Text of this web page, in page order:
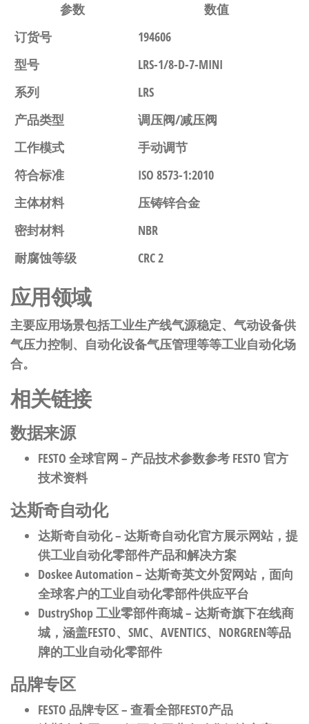
参数
数值
订货号
194606
型号
LRS-1/8-D-7-MINI
系列
LRS
产品类型
调压阀/减压阀
工作模式
手动调节
符合标准
ISO 8573-1:2010
主体材料
压铸锌合金
密封材料
NBR
耐腐蚀等级
CRC 2
应用领域
主要应用场景包括工业生产线气源稳定、气动设备供
气压力控制、自动化设备气压管理等等工业自动化场
合。
相关链接
数据来源
FESTO 全球官网 – 产品技术参数参考 FESTO 官方
技术资料
达斯奇自动化
达斯奇自动化– 达斯奇自动化官方展示网站，提
供工业自动化零部件产品和解决方案
Doskee Automation– 达斯奇英文外贸网站，面向
全球客户的工业自动化零部件供应平台
DustryShop 工业零部件商城– 达斯奇旗下在线商
城，涵盖FESTO、SMC、AVENTICS、NORGREN等品
牌的工业自动化零部件
品牌专区
FESTO 品牌专区– 查看全部FESTO产品